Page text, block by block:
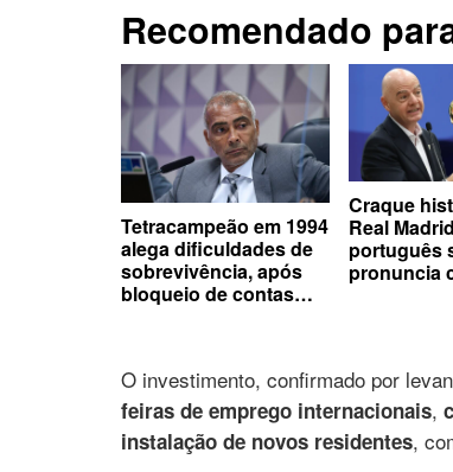
Recomendado
Tetracampeão em 1994
alega dificuldades de
sobrevivência, após
bloqueio de contas
Craque
Real
português
pronuncia
O investimento, confirmado por
feiras de emprego internacionais,
instalação de novos residentes,